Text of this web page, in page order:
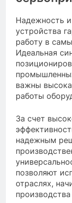
Надежность и
устройства
работу в
Идеальная
важны
работы
За счет
надежным
позволяют
отраслях,